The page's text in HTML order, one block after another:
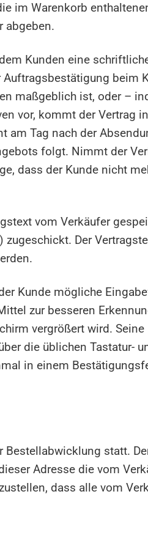
im Warenkorb
abgeben.
Kunden eine
beim
maßgeblich ist, oder –
vor, kommt der Vertrag
Tag nach der
folgt. Nimmt der
dass der Kunde nicht
vom Verkäufer
Der
Kunde mögliche
zur besseren
vergrößert wird.
die üblichen Tastatur-
in einem
statt.
Adresse die vom
dass alle vom